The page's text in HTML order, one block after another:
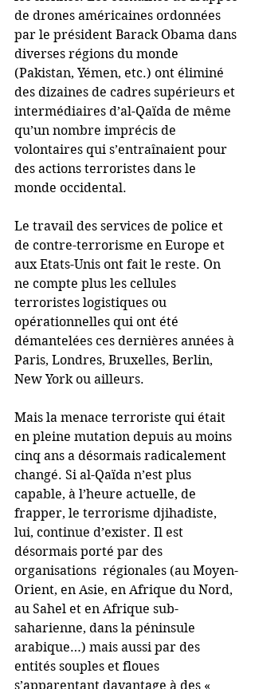
de drones américaines ordonnées
par le président Barack Obama dans
diverses régions du monde
(Pakistan, Yémen, etc.) ont éliminé
des dizaines de cadres supérieurs et
intermédiaires d’al-Qaïda de même
qu’un nombre imprécis de
volontaires qui s’entraînaient pour
des actions terroristes dans le
monde occidental.
Le travail des services de police et
de contre-terrorisme en Europe et
aux Etats-Unis ont fait le reste. On
ne compte plus les cellules
terroristes logistiques ou
opérationnelles qui ont été
démantelées ces dernières années à
Paris, Londres, Bruxelles, Berlin,
New York ou ailleurs.
Mais la menace terroriste qui était
en pleine mutation depuis au moins
cinq ans a désormais radicalement
changé. Si al-Qaïda n’est plus
capable, à l’heure actuelle, de
frapper, le terrorisme djihadiste,
lui, continue d’exister. Il est
désormais porté par des
organisations  régionales (au Moyen-
Orient, en Asie, en Afrique du Nord,
au Sahel et en Afrique sub-
saharienne, dans la péninsule
arabique…) mais aussi par des
entités souples et floues
s’apparentant davantage à des «